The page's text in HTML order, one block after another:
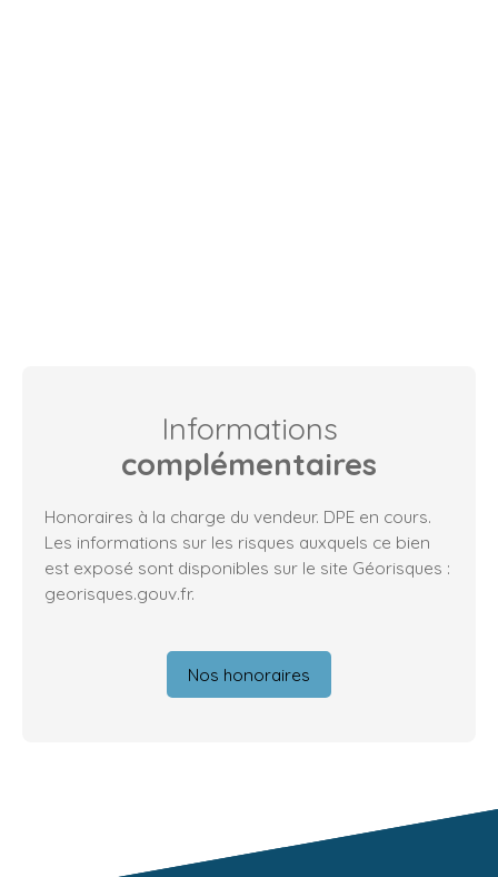
Informations
complémentaires
Honoraires à la charge du vendeur. DPE en cours.
Les informations sur les risques auxquels ce bien
est exposé sont disponibles sur le site Géorisques :
georisques.gouv.fr.
Nos honoraires